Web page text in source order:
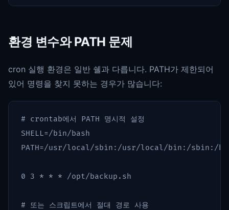
환경 변수와 PATH 문제
cron 실행 환경은 일반 쉘과 다릅니다. PATH가 제한되어
있어 명령을 찾지 못하는 경우가 많습니다:
# crontab에서 PATH 명시적 설정
SHELL=
PATH=/usr/local/sbin:/usr/local/bin:/sbin:/
0 3 * * * /opt/backup.sh
# 또는 스크립트에서 절대 경로 사용